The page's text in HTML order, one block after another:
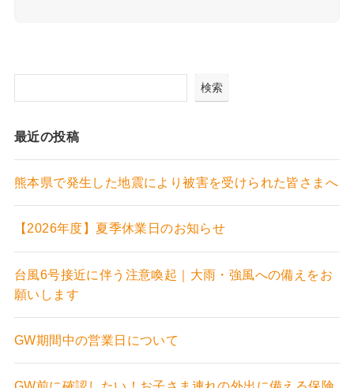
検索
最近の投稿
熊本県で発生した地震により被害を受けられた皆さまへ
【2026年度】夏季休業日のお知らせ
台風6号接近に伴う注意喚起｜大雨・強風への備えをお
願いします
GW期間中の営業日について